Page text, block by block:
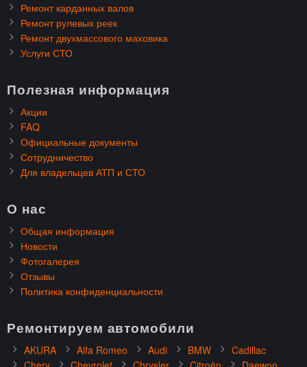
Ремонт карданных валов
Ремонт рулевых реек
Ремонт двухмассового маховика
Услуги СТО
Полезная информация
Акции
FAQ
Официальные документы
Сотрудничество
Для владельцев АТП и СТО
О нас
Общая информация
Новости
Фотогалерея
Отзывы
Политика конфиденциальности
Ремонтируем автомобили
AKURA Alfa Romeo Audi BMW
Cadillac